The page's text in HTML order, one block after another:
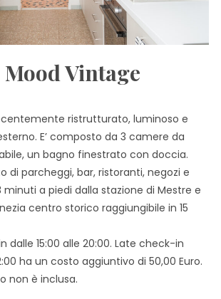
Vintage
ristrutturato, luminoso e
E’ composto da 3 camere da
un bagno finestrato con doccia.
di parcheggi, bar, ristoranti, negozi e
minuti a piedi dalla stazione di Mestre e
centro storico raggiungibile in 15
dalle 15:00 alle 20:00. Late check-in
ha un costo aggiuntivo di 50,00 Euro.
non è inclusa.